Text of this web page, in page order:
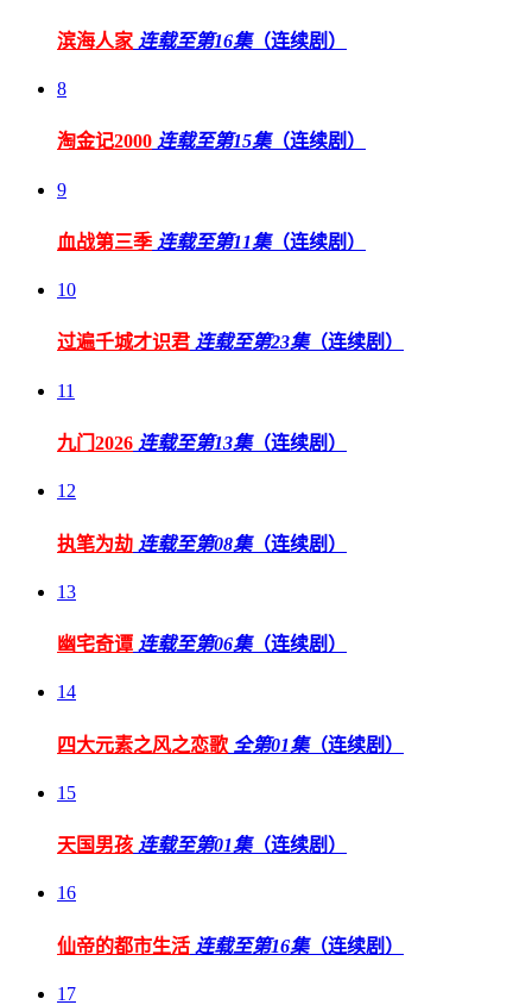
滨海人家 连载至第16集（连续剧）
8
淘金记2000 连载至第15集（连续剧）
9
血战第三季连载至第11集（连续剧）
10
过遍千城才识君 连载至第23集（连续剧）
11
九门2026 连载至第13集（连续剧）
12
执笔为劫 连载至第08集（连续剧）
13
幽宅奇谭 连载至第06集（连续剧）
14
四大元素之风之恋歌 全第01集（连续剧）
15
天国男孩 连载至第01集（连续剧）
16
仙帝的都市生活 连载至第16集（连续剧）
17